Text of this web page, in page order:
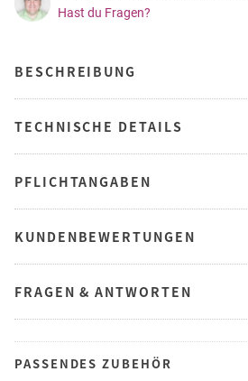
Hast du Fragen?
BESCHREIBUNG
TECHNISCHE DETAILS
PFLICHTANGABEN
KUNDENBEWERTUNGEN
FRAGEN & ANTWORTEN
PASSENDES ZUBEHÖR